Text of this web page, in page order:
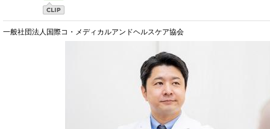
一般社団法人国際コ・メディカルアンドヘルスケア協会